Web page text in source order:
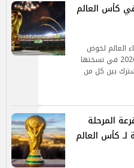
كأس العالم
العالم لخوض
تجربة التطوع في بطولة كأس العالم 2026 في نسختها
بين كل من
المرحلة
لـ كأس العالم